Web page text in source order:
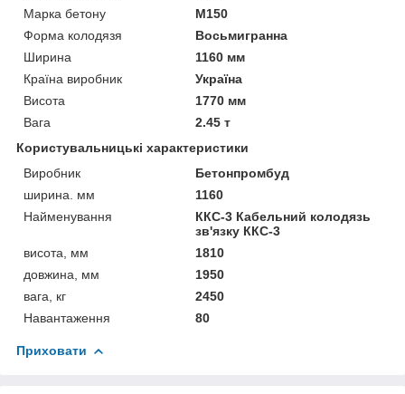
Марка бетону
М150
Форма колодязя
Восьмигранна
Ширина
1160 мм
Країна виробник
Україна
Висота
1770 мм
Вага
2.45 т
Користувальницькі характеристики
Виробник
Бетонпромбуд
ширина. мм
1160
Найменування
ККС-3 Кабельний колодязь
зв'язку ККС-3
висота, мм
1810
довжина, мм
1950
вага, кг
2450
Навантаження
80
Приховати